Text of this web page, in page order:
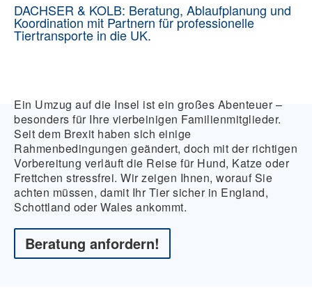
DACHSER & KOLB: Beratung, Ablaufplanung und
Koordination mit Partnern für professionelle
Tiertransporte in die UK.
Ein Umzug auf die Insel ist ein großes Abenteuer –
besonders für Ihre vierbeinigen Familienmitglieder.
Seit dem Brexit haben sich einige
Rahmenbedingungen geändert, doch mit der richtigen
Vorbereitung verläuft die Reise für Hund, Katze oder
Frettchen stressfrei. Wir zeigen Ihnen, worauf Sie
achten müssen, damit Ihr Tier sicher in England,
Schottland oder Wales ankommt.
Beratung anfordern!